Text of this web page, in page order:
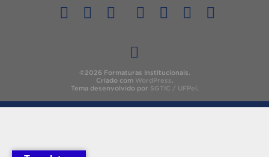
©2026 Formaturas Institucionais.
Criado com WordPress.
Tema desenvolvido por SGTIC / UFPel.